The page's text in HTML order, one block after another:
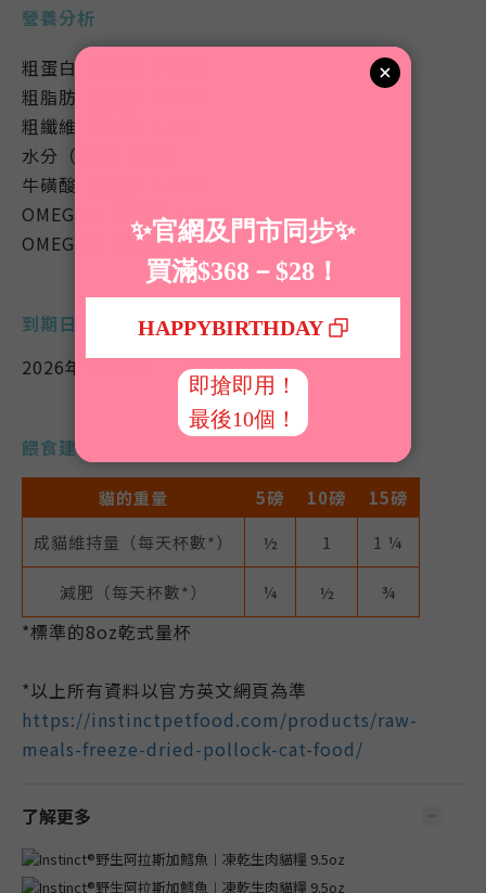
營養分析
粗蛋白（最低）44.0%
粗脂肪（最低）32.0%
粗纖維（最高）3.0%
水分（最高）6.0%
牛磺酸（最低）0.30%
OMEGA-3（最低）1.10%
OMEGA-6（最低）1.20%
到期日
2026年7月13日
餵食建議
貓的重量 5磅 10磅
15磅
成貓維持量（每天杯數*）
½ 1 1 ¼
減肥（每天杯數*） ¼ ½ ¾
*標準的8oz乾式量杯
*以上所有資料以官方英文網頁為準
https://instinctpetfood.com/products/raw-
meals-freeze-dried-pollock-cat-food/
了解更多